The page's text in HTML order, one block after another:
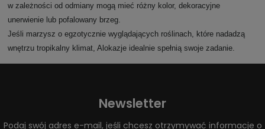
w zależności od odmiany mogą mieć różny kolor, dekoracyjne
unerwienie lub pofalowany brzeg.
Jeśli marzysz o egzotycznie wyglądających roślinach, które nadadzą
wnętrzu tropikalny klimat, Alokazje idealnie spełnią swoje zadanie.
Newsletter
Podaj swój adres e-mail, jeśli chcesz otrzymywać informacje o